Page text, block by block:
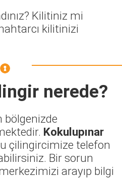
Kilitiniz mi
kilitinizi
nerede?
bölgenizde
Kokulupınar
çilingircimize telefon
Bir sorun
arayıp bilgi